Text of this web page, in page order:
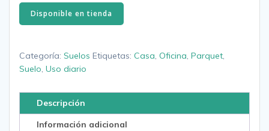
Disponible en tienda
Categoría: Suelos Etiquetas: Casa, Oficina, Parquet,
Suelo, Uso diario
Descripción
Información adicional